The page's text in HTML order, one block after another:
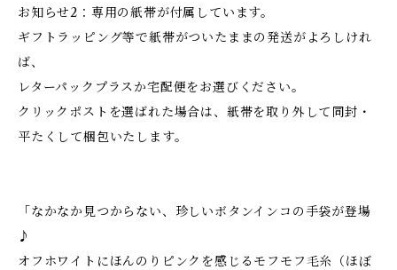
お知らせ2：専用の紙帯が付属しています。
ギフトラッピング等で紙帯がついたままの発送がよろしけれ
ば、
レターパックプラスか宅配便をお選びください。
クリックポストを選ばれた場合は、紙帯を取り外して同封・
平たくして梱包いたします。
「なかなか見つからない、珍しいボタンインコの手袋が登場
♪
オフホワイトにほんのりピンクを感じるモフモフ毛糸（ほぼ